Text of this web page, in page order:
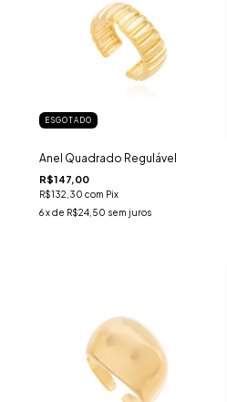
ESGOTADO
Anel Quadrado Regulável
R$147,00
R$132,30 com Pix
6 x de R$24,50 sem juros